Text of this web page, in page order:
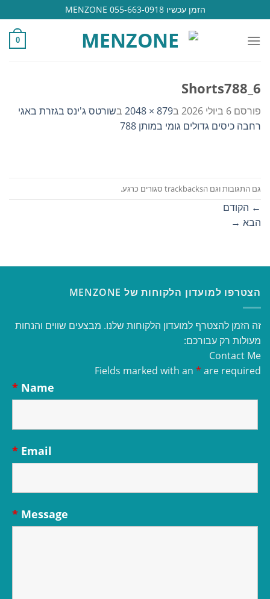
to
content
הזמן עכשיו 055-663-0918 MENZONE
0
Shorts788_6
פורסם 6 ביולי 2026 ב879 × 2048 בשורטס ג'ינס בגזרת באגי
רחבה כיסים גדולים גומי במותן 788
גם התגובות וגם הtrackbacks סגורים כרגע.
← הקודם
הבא →
הצטרפו למועדון הלקוחות של MENZONE
זה הזמן להצטרף למועדון הלקוחות שלנו. מבצעים שווים והנחות
מעולות רק עבורכם:
Contact Me
Fields marked with an * are required
Name
*
Email
*
Message
*